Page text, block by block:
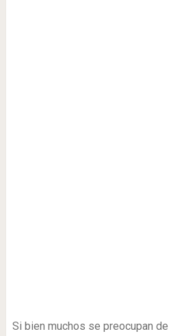
Si bien muchos se preocupan